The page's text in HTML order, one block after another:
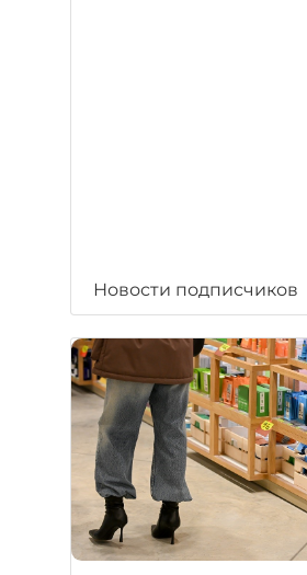
Новости подписчиков